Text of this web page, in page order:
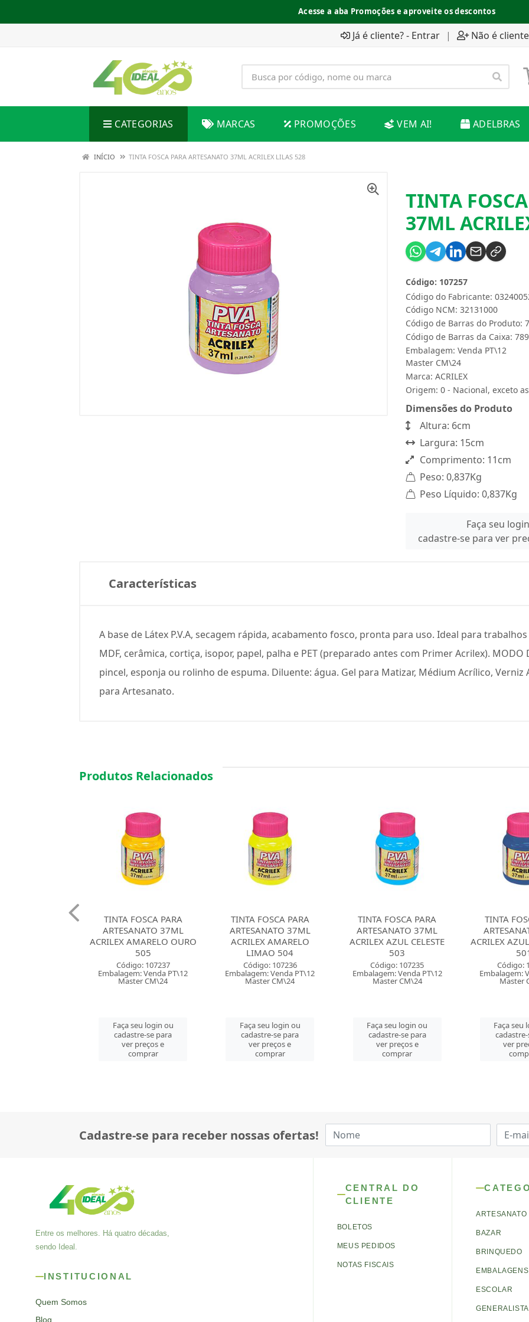
Acesse a aba Promoções e aproveite os descontos
Já é cliente? - Entrar | Não é
CATEGORIAS MARCAS PROMOÇÕES VEM AI! ADELBRAS
INÍCIO TINTA FOSCA PARA ARTESANATO 37ML ACRILEX LILAS 528
TINTA
37ML
Código do Fabricante:
Código: 107257
Código NCM: 32131000
Código de Barras do Produto:
Código de Barras da Caixa:
Embalagem: Venda PT\12
Master CM\24
Marca: ACRILEX
Origem: 0 - Nacional, exceto
Dimensões do Produto
Altura: 6cm
Largura: 15cm
Comprimento: 11cm
Peso: 0,837Kg
Peso Líquido: 0,837Kg
Faça seu
cadastre-se para ver
Características
A base de Látex P.V.A, secagem rápida, acabamento fosco, pronta para uso. Ideal para
MDF, cerâmica, cortiça, isopor, papel, palha e PET (preparado antes com Primer Acrilex). MODO
pincel, esponja ou rolinho de espuma. Diluente: água. Gel para Matizar, Médium Acrílico, Verniz
para Artesanato.
Produtos Relacionados
TINTA FOSCA PARA
ARTESANATO 37ML
ACRILEX AMARELO
LIMAO 504
Código: 107236
Embalagem: Venda PT\12
Master CM\24
Faça seu login ou
cadastre-se para
ver preços e
comprar
TINTA FOSCA PARA
ARTESANATO 37ML
ACRILEX AZUL CELESTE
503
Código: 107235
Embalagem: Venda PT\12
Master CM\24
Faça seu login ou
cadastre-se para
ver preços e
comprar
TINTA FOSCA PARA
ARTESANATO 37ML
ACRILEX AZUL TURQUESA
501
Código: 107234
Embalagem: Venda PT\12
Master CM\24
Faça seu login ou
cadastre-se para
ver preços e
comprar
TINTA
ACRILEX
Código:
Embalagem:
Master
Faça seu
ver
Cadastre-se para receber nossas ofertas!
Entre os melhores. Há quatro décadas,
sendo Ideal.
INSTITUCIONAL
Quem Somos
Blog
CENTRAL DO
CLIENTE
BOLETOS
MEUS PEDIDOS
NOTAS FISCAIS
ARTESANATO
BAZAR
BRINQUEDO
ESCOLAR
GENERALISTA